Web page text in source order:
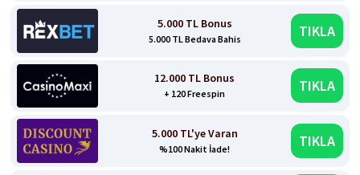
5.000 TL Bonus
5.000 TL Bedava Bahis TIKLA
12.000 TL Bonus
+ 120 Freespin TIKLA
5.000 TL'ye Varan
%100 Nakit İade! TIKLA